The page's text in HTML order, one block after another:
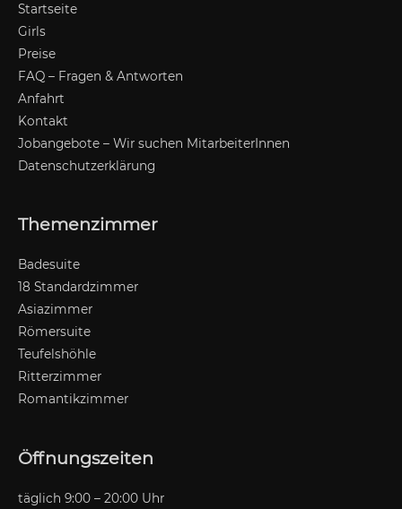
Startseite
Girls
Preise
FAQ – Fragen & Antworten
Anfahrt
Kontakt
Jobangebote – Wir suchen MitarbeiterInnen
Datenschutzerklärung
Themenzimmer
Badesuite
18 Standardzimmer
Asiazimmer
Römersuite
Teufelshöhle
Ritterzimmer
Romantikzimmer
Öffnungszeiten
täglich 9:00 – 20:00 Uhr